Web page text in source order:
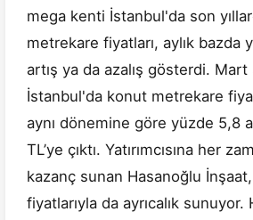
mega kenti İstanbul'da son
metrekare fiyatları, aylık bazda
artış ya da azalış gösterdi.
İstanbul'da konut metrekare
aynı dönemine göre yüzde 5,8
TL’ye çıktı. Yatırımcısına her
kazanç sunan Hasanoğlu
fiyatlarıyla da ayrıcalık sunuyor.